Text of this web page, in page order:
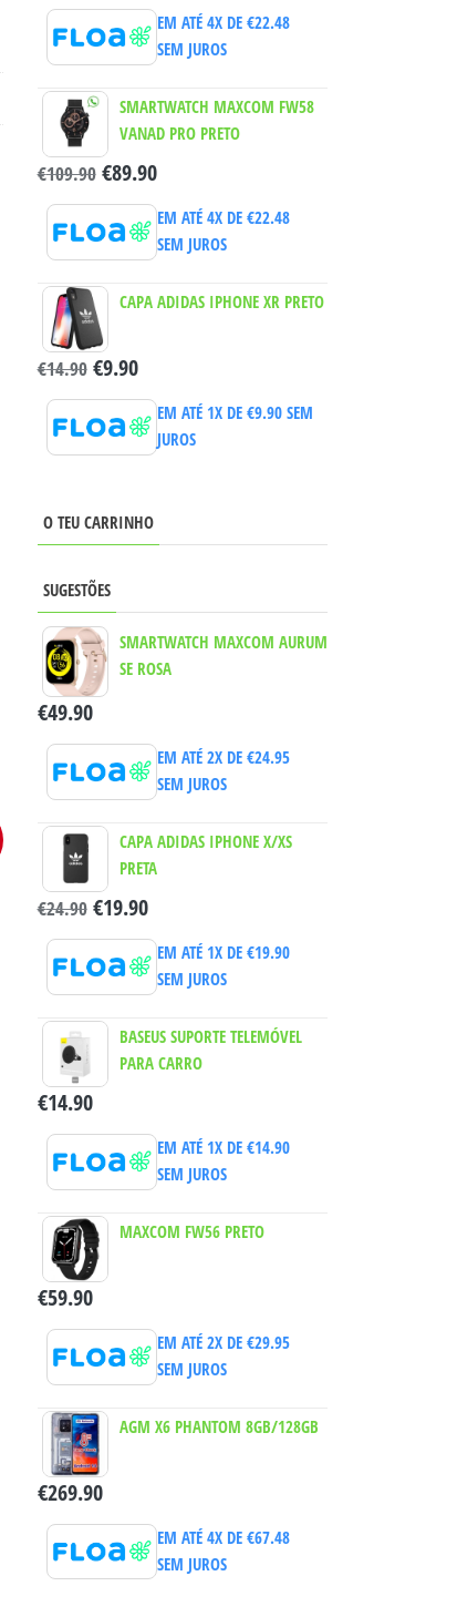
EM ATÉ 4X DE €22.48
SEM JUROS
SMARTWATCH MAXCOM FW58
VANAD PRO PRETO
€109.90 €89.90
EM ATÉ 4X DE €22.48
SEM JUROS
CAPA ADIDAS IPHONE XR PRETO
€14.90 €9.90
EM ATÉ 1X DE €9.90 SEM
JUROS
O TEU CARRINHO
SUGESTÕES
SMARTWATCH MAXCOM AURUM
SE ROSA
€49.90
EM ATÉ 2X DE €24.95
SEM JUROS
CAPA ADIDAS IPHONE X/XS
PRETA
€24.90 €19.90
EM ATÉ 1X DE €19.90
SEM JUROS
BASEUS SUPORTE TELEMÓVEL
PARA CARRO
€14.90
EM ATÉ 1X DE €14.90
SEM JUROS
MAXCOM FW56 PRETO
€59.90
EM ATÉ 2X DE €29.95
SEM JUROS
AGM X6 PHANTOM 8GB/128GB
€269.90
EM ATÉ 4X DE €67.48
SEM JUROS